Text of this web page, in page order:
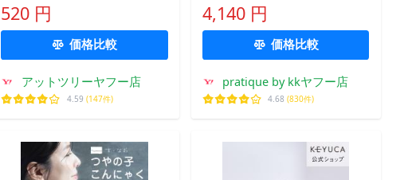
520 円
価格比較
アットツリーヤフー店
4.59 (147件)
首振り バブリーキッチンミス
ト
4,140 円
価格比較
pratique by kkヤフー店
4.68 (830件)